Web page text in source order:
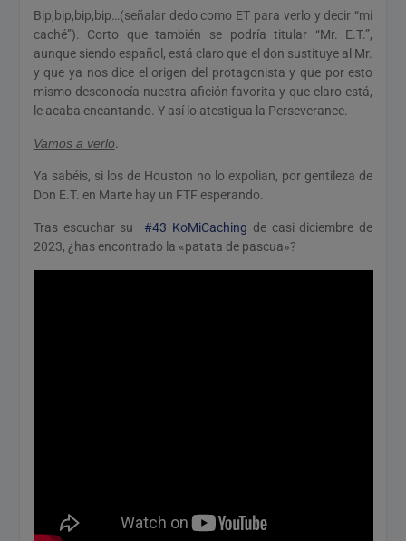
Bip,bip,bip,bip…(señalar dedo como ET para verlo y decir “mi
caché”). Corto que también se podría titular “Mr. E.T.”,
aunque siendo español, está claro que el don sustituye al Mr.
y que ya nos dice el origen del protagonista y que por esto
mismo desconocía nuestra afición favorita y que claro está,
le acaba encantando. Y así lo atestigua la Perseverance.
Vamos a verlo.
Ya sabéis, si los de Houston no lo expolian, por gentileza de
Don E.T. en Marte hay un FTF esperando.
Tras escuchar su #43 KoMiCaching de casi diciembre de
2023, ¿has encontrado la «patata de pascua»?